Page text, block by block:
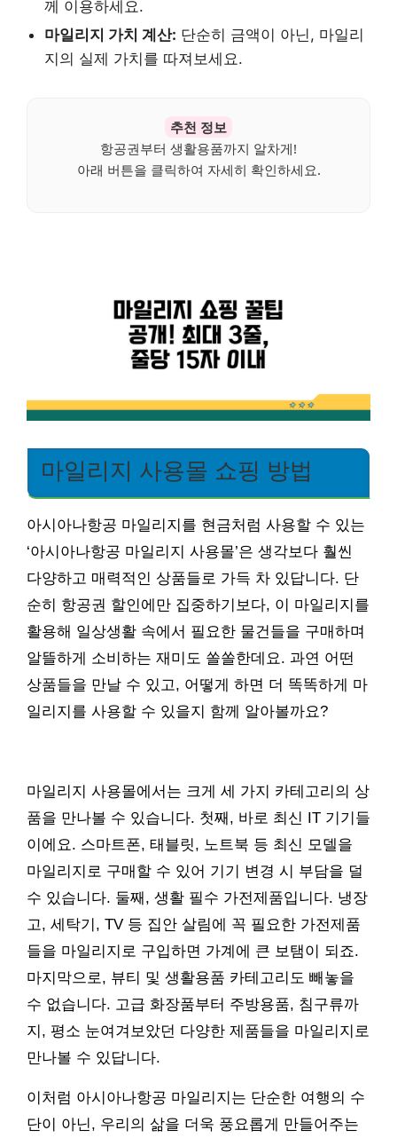
께 이용하세요.
마일리지 가치 계산: 단순히 금액이 아닌, 마일리
지의 실제 가치를 따져보세요.
추천 정보
항공권부터 생활용품까지 알차게!
아래 버튼을 클릭하여 자세히 확인하세요.
마일리지 사용몰 쇼핑 방법
아시아나항공 마일리지를 현금처럼 사용할 수 있는
‘아시아나항공 마일리지 사용몰’은 생각보다 훨씬
다양하고 매력적인 상품들로 가득 차 있답니다. 단
순히 항공권 할인에만 집중하기보다, 이 마일리지를
활용해 일상생활 속에서 필요한 물건들을 구매하며
알뜰하게 소비하는 재미도 쏠쏠한데요. 과연 어떤
상품들을 만날 수 있고, 어떻게 하면 더 똑똑하게 마
일리지를 사용할 수 있을지 함께 알아볼까요?
마일리지 사용몰에서는 크게 세 가지 카테고리의 상
품을 만나볼 수 있습니다. 첫째, 바로 최신 IT 기기들
이에요. 스마트폰, 태블릿, 노트북 등 최신 모델을
마일리지로 구매할 수 있어 기기 변경 시 부담을 덜
수 있습니다. 둘째, 생활 필수 가전제품입니다. 냉장
고, 세탁기, TV 등 집안 살림에 꼭 필요한 가전제품
들을 마일리지로 구입하면 가계에 큰 보탬이 되죠.
마지막으로, 뷰티 및 생활용품 카테고리도 빼놓을
수 없습니다. 고급 화장품부터 주방용품, 침구류까
지, 평소 눈여겨보았던 다양한 제품들을 마일리지로
만나볼 수 있답니다.
이처럼 아시아나항공 마일리지는 단순한 여행의 수
단이 아닌, 우리의 삶을 더욱 풍요롭게 만들어주는